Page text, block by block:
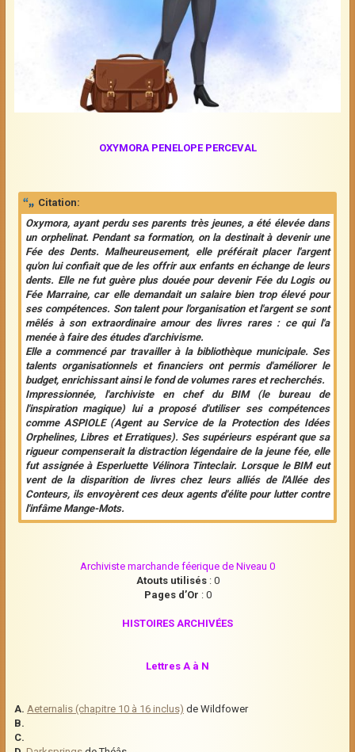
OXYMORA PENELOPE PERCEVAL
Citation:
Oxymora, ayant perdu ses parents très jeunes, a été élevée dans
un orphelinat. Pendant sa formation, on la destinait à devenir une
Fée des Dents. Malheureusement, elle préférait placer l'argent
qu'on lui confiait que de les offrir aux enfants en échange de leurs
dents. Elle ne fut guère plus douée pour devenir Fée du Logis ou
Fée Marraine, car elle demandait un salaire bien trop élevé pour
ses compétences. Son talent pour l'organisation et l'argent se sont
mêlés à son extraordinaire amour des livres rares : ce qui l'a
menée à faire des études d'archivisme.
Elle a commencé par travailler à la bibliothèque municipale. Ses
talents organisationnels et financiers ont permis d'améliorer le
budget, enrichissant ainsi le fond de volumes rares et recherchés.
Impressionnée, l'archiviste en chef du BIM (le bureau de
l'inspiration magique) lui a proposé d'utiliser ses compétences
comme ASPIOLE (Agent au Service de la Protection des Idées
Orphelines, Libres et Erratiques). Ses supérieurs espérant que sa
rigueur compenserait la distraction légendaire de la jeune fée, elle
fut assignée à Esperluette Vélinora Tinteclair. Lorsque le BIM eut
vent de la disparition de livres chez leurs alliés de l'Allée des
Conteurs, ils envoyèrent ces deux agents d'élite pour lutter contre
l'infâme Mange-Mots.
Archiviste marchande féerique de Niveau 0
Atouts utilisés: 0
Pages d’Or : 0
HISTOIRES ARCHIVÉES
Lettres A à N
A. Aeternalis (chapitre 10 à 16 inclus) de Wildfower
B.
C.